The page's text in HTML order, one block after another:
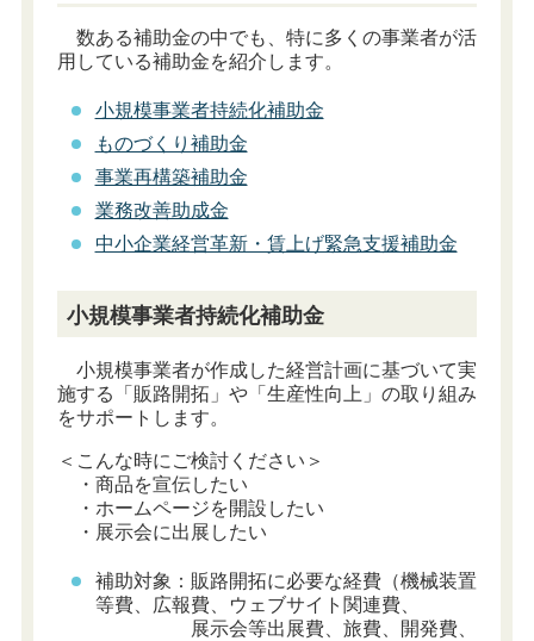
数ある補助金の中でも、特に多くの事業者が活
用している補助金を紹介します。
小規模事業者持続化補助金
ものづくり補助金
事業再構築補助金
業務改善助成金
中小企業経営革新・賃上げ緊急支援補助金
小規模事業者持続化補助金
小規模事業者が作成した経営計画に基づいて実
施する「販路開拓」や「生産性向上」の取り組み
をサポートします。
＜こんな時にご検討ください＞
・商品を宣伝したい
・ホームページを開設したい
・展示会に出展したい
補助対象：販路開拓に必要な経費（機械装置
等費、広報費、ウェブサイト関連費、
展示会等出展費、旅費、開発費、